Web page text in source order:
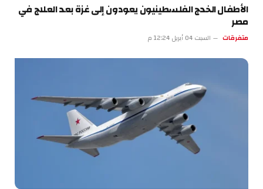
الأطفال الخدج الفلسطينيون يعودون إلى غزة بعد العلاج في
مصر
متفرقات السبت 04 أبريل 12:24 م